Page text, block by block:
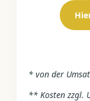
* von der
** Kosten zzgl.